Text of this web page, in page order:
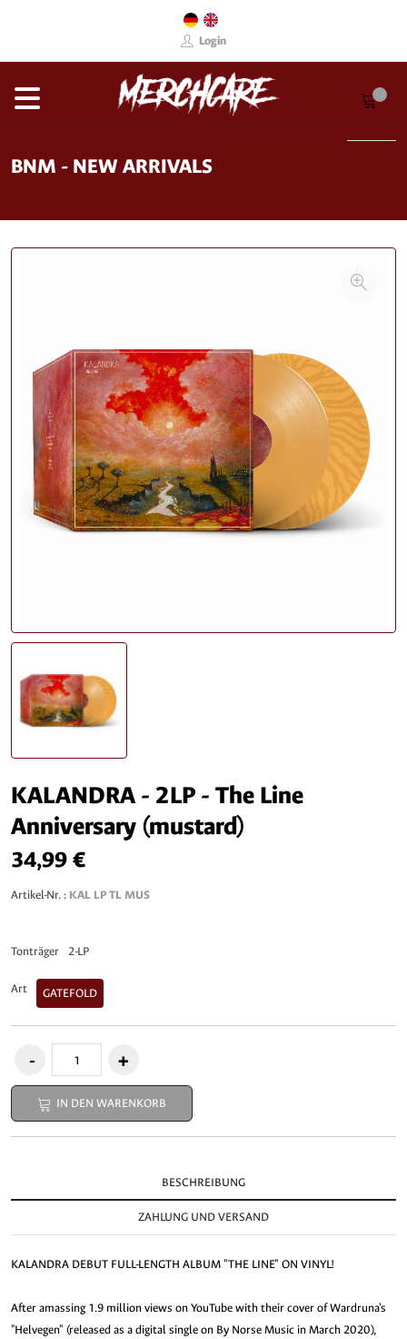
Login
BNM - NEW ARRIVALS
KALANDRA - 2LP - The Line
Anniversary (mustard)
34,99 €
Artikel-Nr. : KAL LP TL MUS
Tonträger 2-LP
Art GATEFOLD
IN DEN WARENKORB
BESCHREIBUNG
ZAHLUNG UND VERSAND
KALANDRA DEBUT FULL-LENGTH ALBUM "THE LINE" ON VINYL!
After amassing 1.9 million views on YouTube with their cover of Wardruna's
"Helvegen" (released as a digital single on By Norse Music in March 2020),